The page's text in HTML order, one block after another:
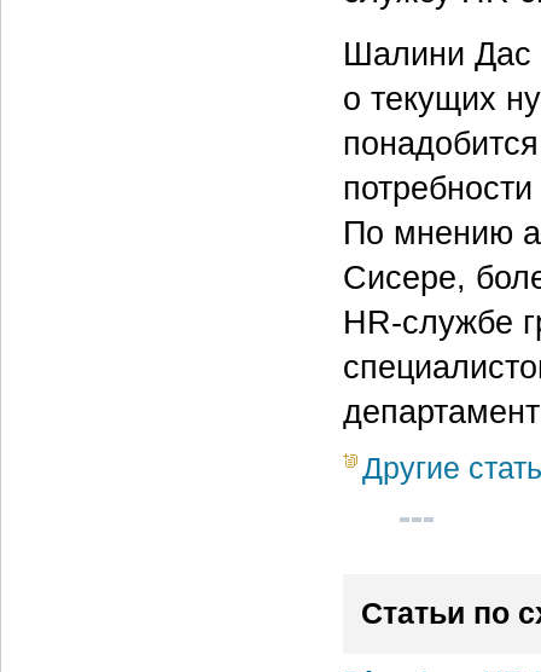
Шалини Дас
о текущих
По мнению
Сисере,
HR-службе
Другие
Статьи по